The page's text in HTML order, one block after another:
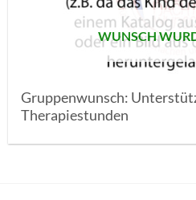
WUNSCH
Gruppenwunsch:
Therapiestunden